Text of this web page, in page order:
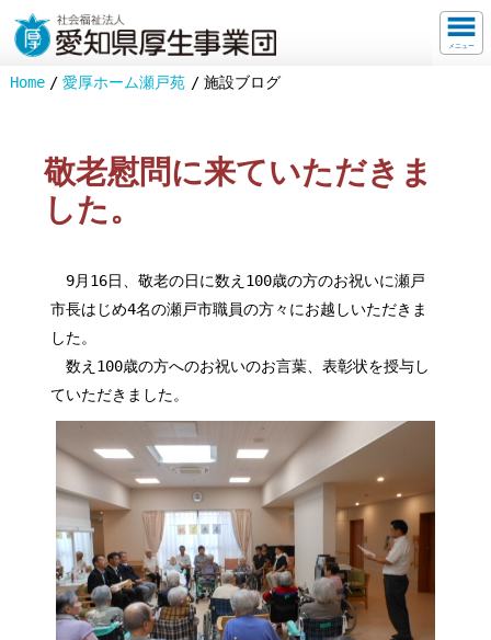
メニュー
Home 愛厚ホーム瀬戸苑 施設ブログ
敬老慰問に来ていただきま
した。
9月16日、敬老の日に数え100歳の方のお祝いに瀬戸
市長はじめ4名の瀬戸市職員の方々にお越しいただきま
した。
数え100歳の方へのお祝いのお言葉、表彰状を授与し
ていただきました。